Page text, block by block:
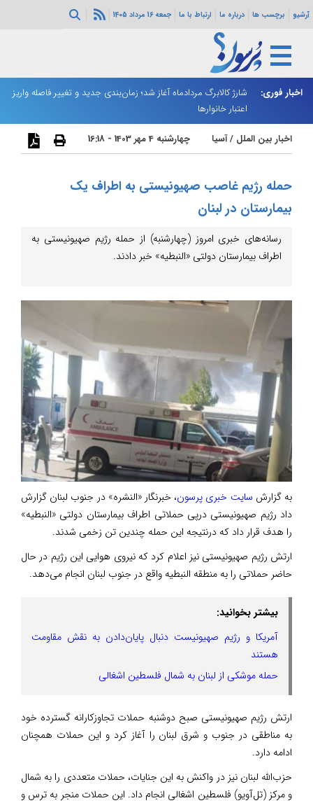
آرشیو برچسب ها درباره ما ارتباط با ما جمعه 16 مرداد 1405
اخبار فوری:
هرمز ادامه
شارژ کالابرگ مردادماه آغاز شد؛ زمان‌بندی جدید و تغییر فاصله واریز
اعتبار خانوارها
اخبار بین الملل /آسیا چهارشنبه 4 مهر 1403 - 16:18
حمله رژیم غاصب صهیونیستی به اطراف یک
بیمارستان در لبنان
رسانه‌های خبری امروز (چهارشنبه) از حمله رژیم صهیونیستی به
اطراف بیمارستان دولتی «النبطیه» خبر دادند.
به گزارش سایت خبری پرسون، خبرنگار «النشره» در جنوب لبنان گزارش
داد رژیم صهیونیستی درپی حملاتی اطراف بیمارستان دولتی «النبطیه»
را هدف قرار داد که درنتیجه این حمله چندین تن زخمی شدند.
ارتش رژیم صهیونیستی نیز اعلام کرد که نیروی هوایی این رژیم در حال
حاضر حملاتی را به منطقه النبطیه واقع در جنوب لبنان انجام می‌دهد.
بیشتر بخوانید:
آمریکا و رژیم صهیونیست دنبال پایان‌دادن به نقش مقاومت
هستند
حمله موشکی از لبنان به شمال فلسطین اشغالی
ارتش رژیم صهیونیستی صبح دوشنبه حملات تجاوزکارانه گسترده خود
به مناطقی در جنوب و شرق لبنان را آغاز کرد و این حملات همچنان
ادامه دارد.
حزب‌الله لبنان نیز در واکنش به این جنایات، حملات متعددی را به شمال
و مرکز (تل‌آویو) فلسطین اشغالی انجام داد. این حملات منجر به ترس و